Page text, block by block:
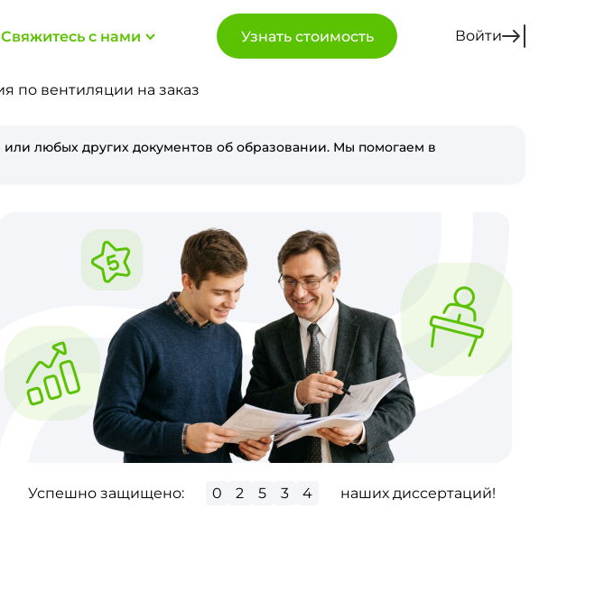
Свяжитесь с нами Узнать стоимость Войти
по вентиляции на заказ
любых других документов об образовании. Мы помогаем в
Успешно защищено: 4
5
9
2
0 наших диссертаций!